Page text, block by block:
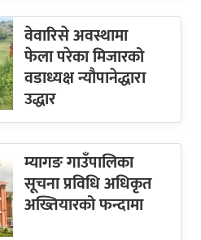
वेवारिसे अवस्थामा
फेला परेका मिजारको
वडाध्यक्ष न्यौपानेद्धारा
उद्धार
म्यागङ गाउँपालिका
सूचना प्रविधि अधिकृत
अख्तियारको फन्दामा